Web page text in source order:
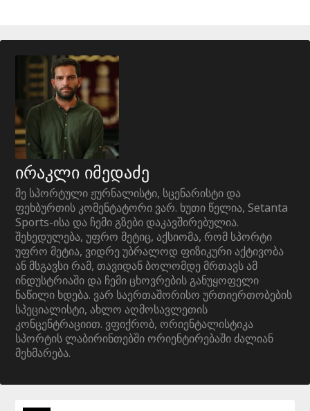
ირაკლი იმედაძე
მე სპორტული ჟურნალისტი, სცენარისტი და
ფეხბურთის კომენტატორი ვარ. ხუთი წელია, Setanta
Sports-ისა და ჩემი გზები დაკავშირებულია.
შეხედულება, უფრო მეტიც, აქსიომა, რომ სპორტი
უფრო მეტია, ვიდრე უბრალოდ ფიზიკური აქტივობა
ან მსგავსი რამ, თავიდან ბოლომდე მრთავს ამ
ინდუსტრიაში და ჩემი ცხოვრების განუყოფელი
ნაწილი ხდება. ვარ საერთაშორისო ურთიერთობების
სპეციალისტი, ახლო აღმოსავლეთის
კონცენტრაციით. ვფიქრობ, ორიენტალისტიკა
სპორტის ლაბირინთებში ორიენტირებაში ძალიან
მეხმარება.